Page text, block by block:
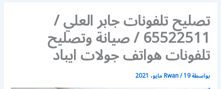
تصليح تلفونات جابر العلي /
65522511 / صيانة وتصليح
تلفونات هواتف جولات ايباد
بواسطة Rwan/19 مايو، 2021